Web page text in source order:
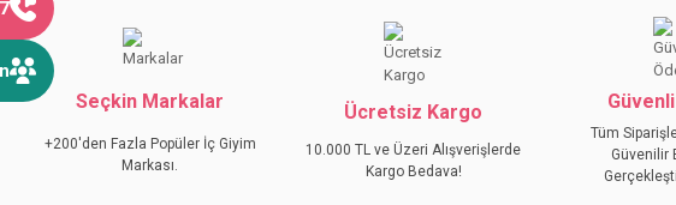
Ürün resmi kalitesiz, bozuk veya görüntülenemiyor.
Ürün açıklamasında eksik bilgiler bulunuyor.
Ürün bilgilerinde hatalar bulunuyor.
Ürün fiyatı diğer sitelerden daha pahalı.
Bu ürüne benzer farklı alternatifler olmalı.
Seçkin Markalar
+200'den Fazla Popüler İç Giyim
Markası.
Ücretsiz Kargo
10.000 TL ve Üzeri Alışverişlerde
Kargo Bedava!
Tüm
Güvenilir